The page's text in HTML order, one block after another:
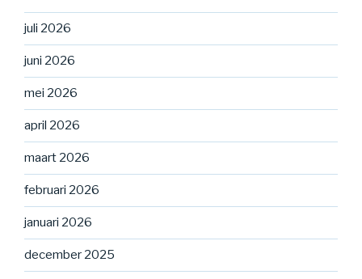
juli 2026
juni 2026
mei 2026
april 2026
maart 2026
februari 2026
januari 2026
december 2025